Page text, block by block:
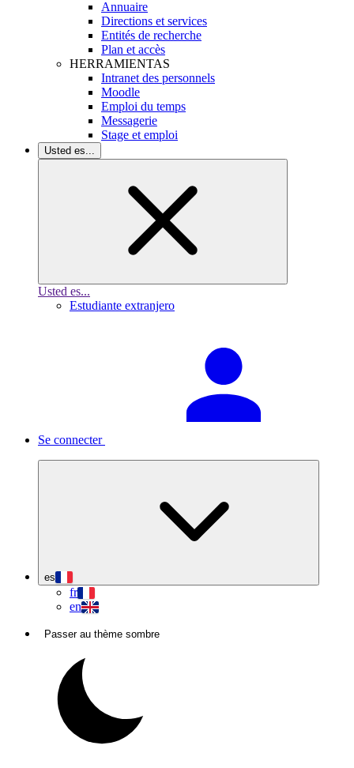
Annuaire
Directions et services
Entités de recherche
Plan et accès
HERRAMIENTAS
Intranet des personnels
Moodle
Emploi du temps
Messagerie
Stage et emploi
Usted es...
Usted es...
Estudiante extranjero
Se connecter
es
fr
en
Passer au thème sombre